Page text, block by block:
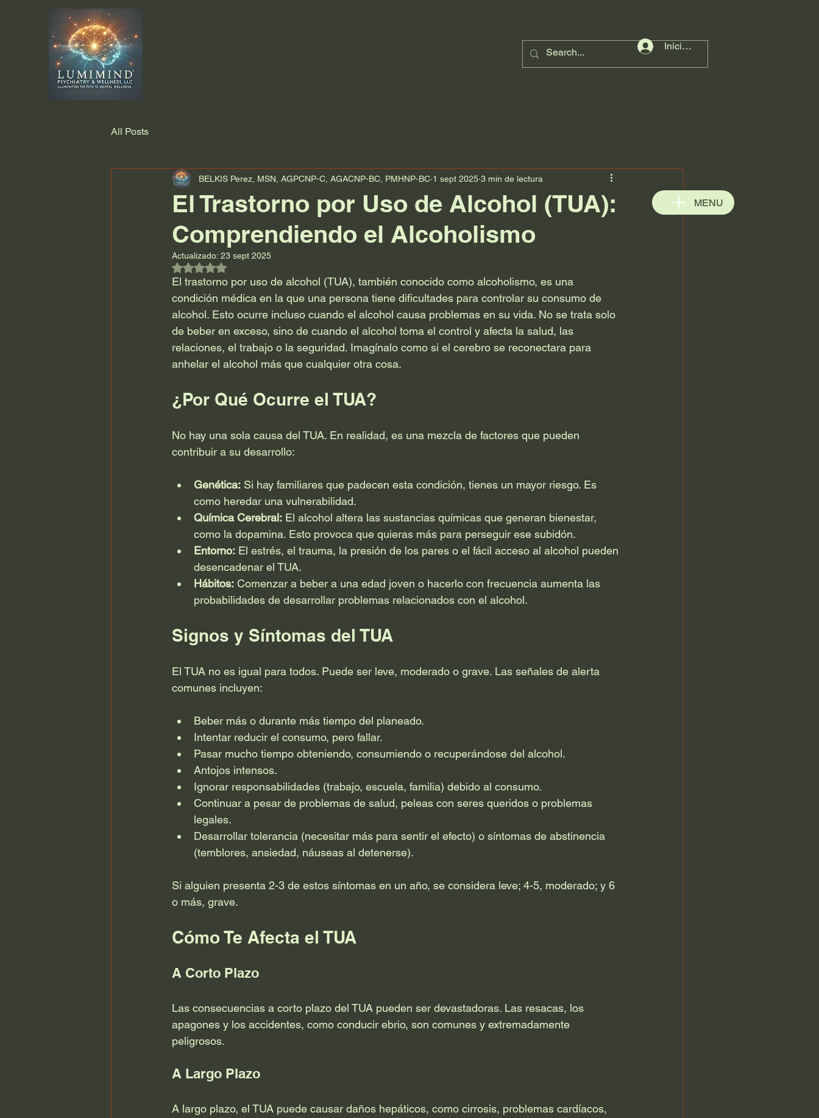
Iniciar sesión
All Posts
El Trastorno por Uso de Alcohol (TUA):
Comprendiendo el Alcoholismo
BELKIS Perez, MSN, AGPCNP-C, AGACNP-BC, PMHNP-BC 1 sept 2025 3 min de lectura
Actualizado: 23 sept 2025
Obtuvo NaN de 5 estrellas.
El trastorno por uso de alcohol (TUA), también conocido como alcoholismo, es una
condición médica en la que una persona tiene dificultades para controlar su consumo de
alcohol. Esto ocurre incluso cuando el alcohol causa problemas en su vida. No se trata solo
de beber en exceso, sino de cuando el alcohol toma el control y afecta la salud, las
relaciones, el trabajo o la seguridad. Imagínalo como si el cerebro se reconectara para
anhelar el alcohol más que cualquier otra cosa.
¿Por Qué Ocurre el TUA?
No hay una sola causa del TUA. En realidad, es una mezcla de factores que pueden
contribuir a su desarrollo:
Genética: Si hay familiares que padecen esta condición, tienes un mayor riesgo. Es
como heredar una vulnerabilidad.
Química Cerebral: El alcohol altera las sustancias químicas que generan bienestar,
como la dopamina. Esto provoca que quieras más para perseguir ese subidón.
Entorno: El estrés, el trauma, la presión de los pares o el fácil acceso al alcohol pueden
desencadenar el TUA.
Hábitos: Comenzar a beber a una edad joven o hacerlo con frecuencia aumenta las
probabilidades de desarrollar problemas relacionados con el alcohol.
Signos y Síntomas del TUA
El TUA no es igual para todos. Puede ser leve, moderado o grave. Las señales de alerta
comunes incluyen:
Beber más o durante más tiempo del planeado.
Intentar reducir el consumo, pero fallar.
Pasar mucho tiempo obteniendo, consumiendo o recuperándose del alcohol.
Antojos intensos.
Ignorar responsabilidades (trabajo, escuela, familia) debido al consumo.
Continuar a pesar de problemas de salud, peleas con seres queridos o problemas
legales.
Desarrollar tolerancia (necesitar más para sentir el efecto) o síntomas de abstinencia
(temblores, ansiedad, náuseas al detenerse).
Si alguien presenta 2-3 de estos síntomas en un año, se considera leve; 4-5, moderado; y 6
o más, grave.
Cómo Te Afecta el TUA
A Corto Plazo
Las consecuencias a corto plazo del TUA pueden ser devastadoras. Las resacas, los
apagones y los accidentes, como conducir ebrio, son comunes y extremadamente
peligrosos.
A Largo Plazo
A largo plazo, el TUA puede causar daños hepáticos, como cirrosis, problemas cardíacos,
MENU